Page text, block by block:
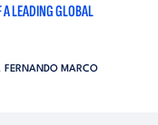
LEADING GLOBAL
FERNANDO MARCO